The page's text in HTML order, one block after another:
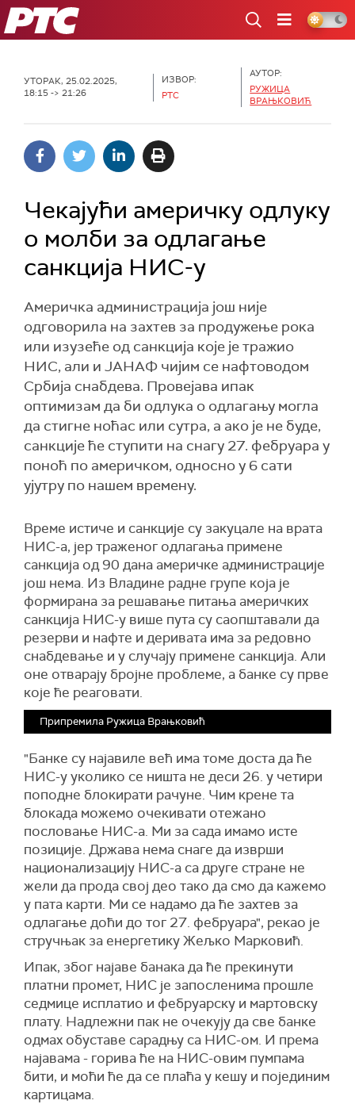
РТС
УТОРАК, 25.02.2025,
18:15 -> 21:26
ИЗВОР:
РТС
АУТОР:
РУЖИЦА
ВРАЊКОВИЋ
Чекајући америчку одлуку
о молби за одлагање
санкција НИС-у
Америчка администрација још није
одговорила на захтев за продужење рока
или изузеће од санкција које је тражио
НИС, али и ЈАНАФ чијим се нафтоводом
Србија снабдева. Провејава ипак
оптимизам да би одлука о одлагању могла
да стигне ноћас или сутра, а ако је не буде,
санкције ће ступити на снагу 27. фебруара у
поноћ по америчком, односно у 6 сати
ујутру по нашем времену.
Време истиче и санкције су закуцале на врата
НИС-а, јер траженог одлагања примене
санкција од 90 дана америчке администрације
још нема. Из Владине радне групе која је
формирана за решавање питања америчких
санкција НИС-у више пута су саопштавали да
резерви и нафте и деривата има за редовно
снабдевање и у случају примене санкција. Али
оне отварају бројне проблеме, а банке су прве
које ће реаговати.
Припремила Ружица Врањковић
"Банке су најавиле већ има томе доста да ће
НИС-у уколико се ништа не деси 26. у четири
поподне блокирати рачуне. Чим крене та
блокада можемо очекивати отежано
пословање НИС-а. Ми за сада имамо исте
позиције. Држава нема снаге да изврши
национализацију НИС-а са друге стране не
жели да прода свој део тако да смо да кажемо
у пата карти. Ми се надамо да ће захтев за
одлагање доћи до тог 27. фебруара", рекао је
стручњак за енергетику Жељко Марковић.
Ипак, због најаве банака да ће прекинути
платни промет, НИС је запосленима прошле
седмице исплатио и фебруарску и мартовску
плату. Надлежни пак не очекују да све банке
одмах обуставе сарадњу са НИС-ом. И према
најавама - горива ће на НИС-овим пумпама
бити, и моћи ће да се плаћа у кешу и појединим
картицама.